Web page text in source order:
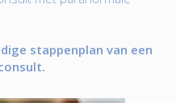
stappenplan van een